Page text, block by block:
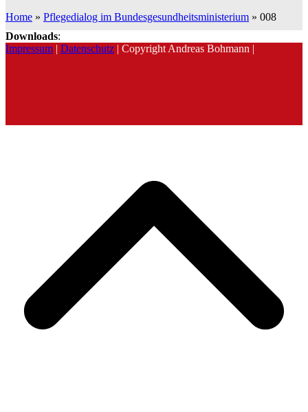
Home » Pflegedialog im Bundesgesundheitsministerium » 008
Downloads:
Impressum | Datenschutz | Copyright Andreas Bohmann |